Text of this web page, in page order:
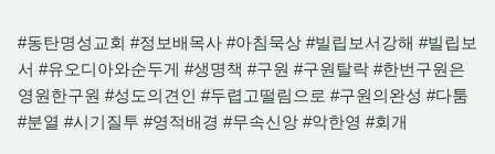
#동탄명성교회 #정보배목사 #아침묵상 #빌립보서강해 #빌립보
서 #유오디아와순두게 #생명책 #구원 #구원탈락 #한번구원은
영원한구원 #성도의견인 #두렵고떨림으로 #구원의완성 #다툼
#분열 #시기질투 #영적배경 #무속신앙 #악한영 #회개